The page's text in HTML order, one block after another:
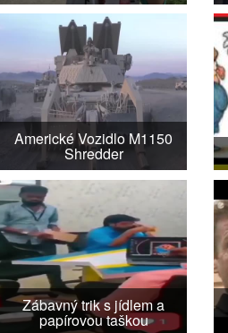
Americké Vozidlo M1150
Shredder
Zábavný trik s jídlem a
papírovou taškou